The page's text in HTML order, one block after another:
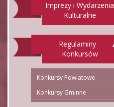
Imprezy i Wydarzenia
Kulturalne
Regulaminy
Konkursów
Konkursy Powiatowe
Konkursy Gminne